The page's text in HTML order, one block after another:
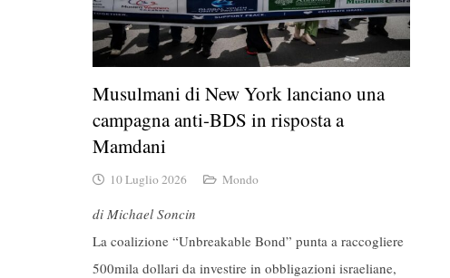
Musulmani di New York lanciano una
campagna anti-BDS in risposta a
Mamdani
10 Luglio 2026 Mondo
di Michael Soncin
La coalizione “Unbreakable Bond” punta a raccogliere
500mila dollari da investire in obbligazioni israeliane,